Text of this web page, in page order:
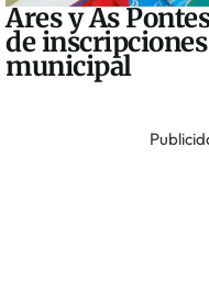
Ares y As
de
municipal